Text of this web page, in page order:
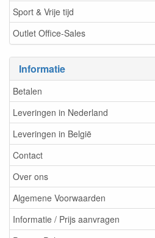
Sport & Vrije tijd
Outlet Office-Sales
Informatie
Betalen
Leveringen in Nederland
Leveringen in België
Contact
Over ons
Algemene Voorwaarden
Informatie / Prijs aanvragen